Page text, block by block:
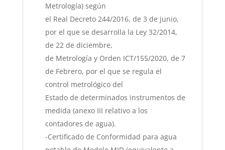
Metrología) según
el Real Decreto 244/2016, de 3 de junio,
por el que se desarrolla la Ley 32/2014,
de 22 de diciembre,
de Metrología y Orden ICT/155/2020, de 7
de Febrero, por el que se regula el
control metrológico del
Estado de determinados instrumentos de
medida (anexo III relativo a los
contadores de agua).
-Certificado de Conformidad para agua